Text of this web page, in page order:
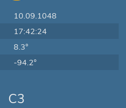
10.09.1048
17:42:24
8.3°
-94.2°
C3